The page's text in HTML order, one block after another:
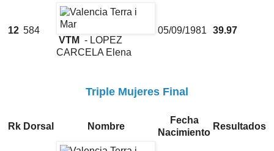
12 584
VTM - LOPEZ
CARCELA Elena
05/09/1981 39.97
Triple Mujeres Final
Rk Dorsal Nombre
Fecha
Nacimiento
Resultados